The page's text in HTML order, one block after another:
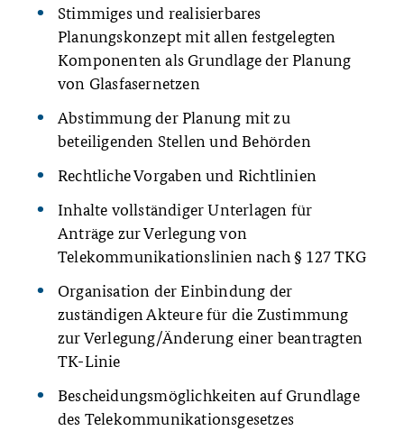
Stimmiges und realisierbares
Planungskonzept mit allen festgelegten
Komponenten als Grundlage der Planung
von Glasfasernetzen
Abstimmung der Planung mit zu
beteiligenden Stellen und Behörden
Rechtliche Vorgaben und Richtlinien
Inhalte vollständiger Unterlagen für
Anträge zur Verlegung von
Telekommunikationslinien nach § 127 TKG
Organisation der Einbindung der
zuständigen Akteure für die Zustimmung
zur Verlegung/Änderung einer beantragten
TK-Linie
Bescheidungsmöglichkeiten auf Grundlage
des Telekommunikationsgesetzes